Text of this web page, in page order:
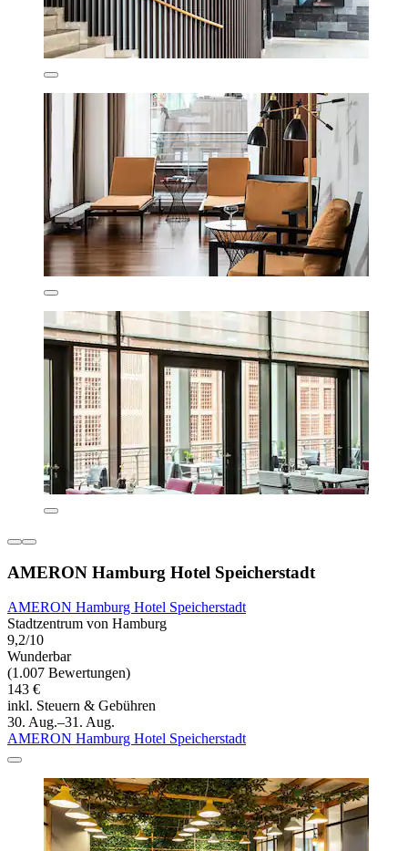
AMERON Hamburg Hotel Speicherstadt
AMERON Hamburg Hotel Speicherstadt
Stadtzentrum von Hamburg
9,2/10
Wunderbar
(1.007 Bewertungen)
143 €
inkl. Steuern & Gebühren
30. Aug.–31. Aug.
AMERON Hamburg Hotel Speicherstadt